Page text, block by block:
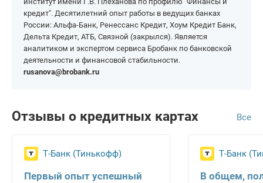
кредит". Десятилетний опыт работы в ведущих банках
России: Альфа-Банк, Ренессанс Кредит, Хоум Кредит Банк,
Дельта Кредит, АТБ, Связной (закрылся). Является
аналитиком и экспертом сервиса Бробанк по банковской
деятельности и финансовой стабильности.
rusanova@brobank.ru
Отзывы о кредитных картах Все
Т-Банк (Тинькофф)
Первый опыт успешный
Т-Банк
В общем,